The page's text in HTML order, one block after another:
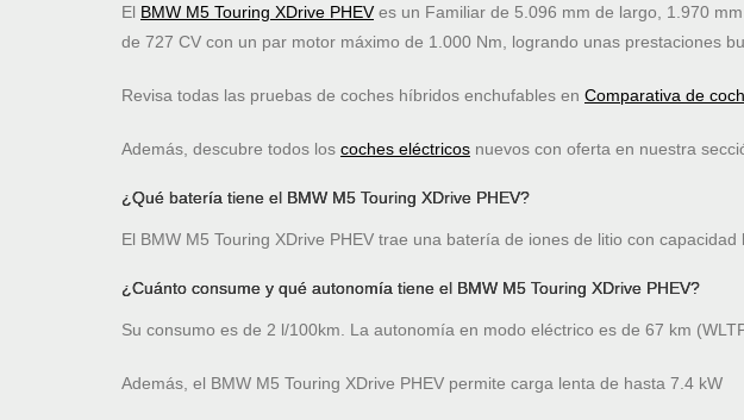
El BMW M5 Touring XDrive PHEVes un Familiar de 5.096 mm de largo, 1.970
de 727 CV con un par motor máximo de 1.000 Nm, logrando unas prestaciones
Revisa todas las pruebas de coches híbridos enchufables en Comparativa de
Además, descubre todos los coches eléctricos nuevos con oferta en nuestra
¿Qué batería tiene el BMW M5 Touring XDrive PHEV?
El BMW M5 Touring XDrive PHEV trae una batería de iones de litio con
¿Cuánto consume y qué autonomía tiene el BMW M5 Touring XDrive PHEV?
Su consumo es de 2 l/100km. La autonomía en modo eléctrico es de 67 km
Además, el BMW M5 Touring XDrive PHEV permite carga lenta de hasta 7.4 kW